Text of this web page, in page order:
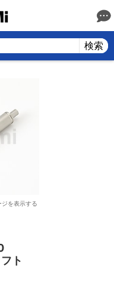
検索
を表示する
ト